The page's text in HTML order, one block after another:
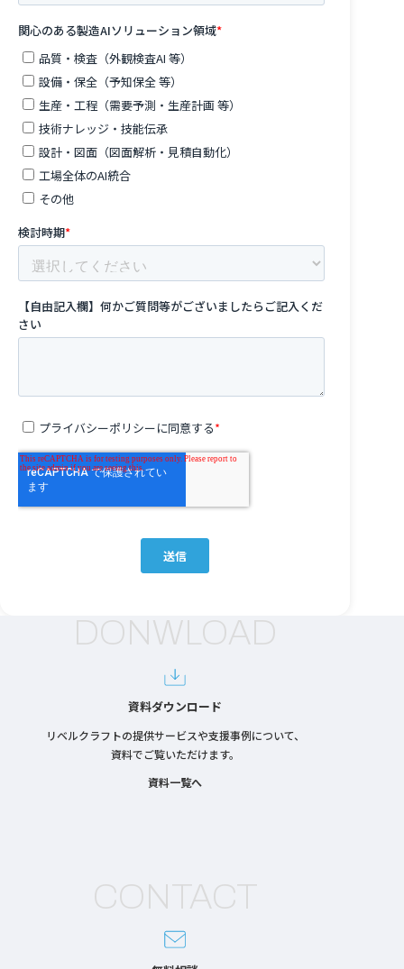
DONWLOAD
資料ダウンロード
リベルクラフトの提供サービスや支援事例について、
資料でご覧いただけます。
資料一覧へ
CONTACT